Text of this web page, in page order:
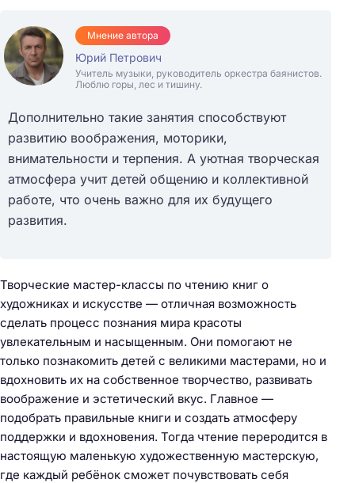
Мнение автора
Юрий Петрович
Учитель музыки, руководитель оркестра баянистов.
Люблю горы, лес и тишину.
Дополнительно такие занятия способствуют
развитию воображения, моторики,
внимательности и терпения. А уютная творческая
атмосфера учит детей общению и коллективной
работе, что очень важно для их будущего
развития.
Творческие мастер-классы по чтению книг о
художниках и искусстве — отличная возможность
сделать процесс познания мира красоты
увлекательным и насыщенным. Они помогают не
только познакомить детей с великими мастерами, но и
вдохновить их на собственное творчество, развивать
воображение и эстетический вкус. Главное —
подобрать правильные книги и создать атмосферу
поддержки и вдохновения. Тогда чтение переродится в
настоящую маленькую художественную мастерскую,
где каждый ребёнок сможет почувствовать себя